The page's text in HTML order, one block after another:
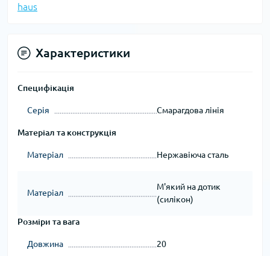
haus
Характеристики
Специфікація
Серія Смарагдова лінія
Матеріал та конструкція
Матеріал Нержавіюча сталь
Матеріал
М'який на дотик
(силікон)
Розміри та вага
Довжина 20